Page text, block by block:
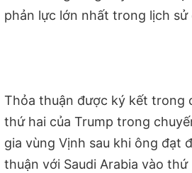
phản lực lớn nhất trong lịch sử
Thỏa thuận được ký kết trong
thứ hai của Trump trong
gia vùng Vịnh sau khi ông đạt
thuận với Saudi Arabia vào thứ